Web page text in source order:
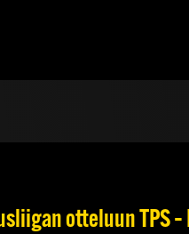
otteluun TPS